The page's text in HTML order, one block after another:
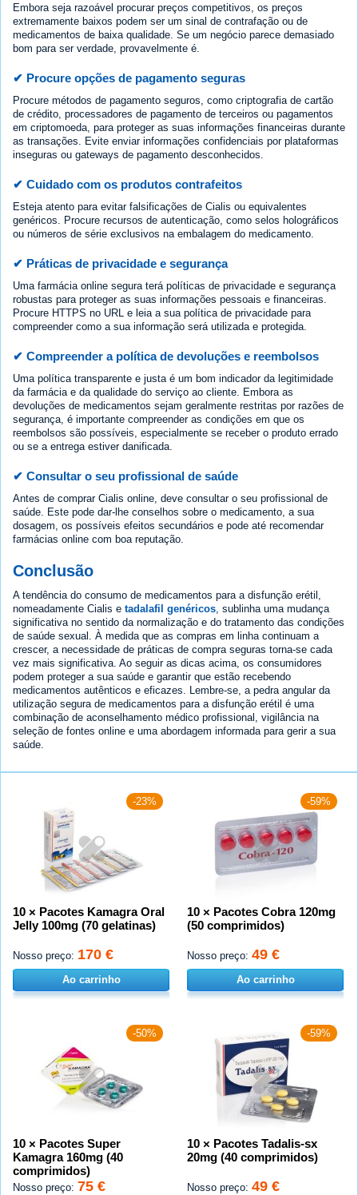
Embora seja razoável procurar preços competitivos, os preços
extremamente baixos podem ser um sinal de contrafação ou de
medicamentos de baixa qualidade. Se um negócio parece demasiado
bom para ser verdade, provavelmente é.
✔ Procure opções de pagamento seguras
Procure métodos de pagamento seguros, como criptografia de cartão
de crédito, processadores de pagamento de terceiros ou pagamentos
em criptomoeda, para proteger as suas informações financeiras durante
as transações. Evite enviar informações confidenciais por plataformas
inseguras ou gateways de pagamento desconhecidos.
✔ Cuidado com os produtos contrafeitos
Esteja atento para evitar falsificações de Cialis ou equivalentes
genéricos. Procure recursos de autenticação, como selos holográficos
ou números de série exclusivos na embalagem do medicamento.
✔ Práticas de privacidade e segurança
Uma farmácia online segura terá políticas de privacidade e segurança
robustas para proteger as suas informações pessoais e financeiras.
Procure HTTPS no URL e leia a sua política de privacidade para
compreender como a sua informação será utilizada e protegida.
✔ Compreender a política de devoluções e reembolsos
Uma política transparente e justa é um bom indicador da legitimidade
da farmácia e da qualidade do serviço ao cliente. Embora as
devoluções de medicamentos sejam geralmente restritas por razões de
segurança, é importante compreender as condições em que os
reembolsos são possíveis, especialmente se receber o produto errado
ou se a entrega estiver danificada.
✔ Consultar o seu profissional de saúde
Antes de comprar Cialis online, deve consultar o seu profissional de
saúde. Este pode dar-lhe conselhos sobre o medicamento, a sua
dosagem, os possíveis efeitos secundários e pode até recomendar
farmácias online com boa reputação.
Conclusão
A tendência do consumo de medicamentos para a disfunção erétil,
nomeadamente Cialis e tadalafil genéricos , sublinha uma mudança
significativa no sentido da normalização e do tratamento das condições
de saúde sexual. À medida que as compras em linha continuam a
crescer, a necessidade de práticas de compra seguras torna-se cada
vez mais significativa. Ao seguir as dicas acima, os consumidores
podem proteger a sua saúde e garantir que estão recebendo
medicamentos autênticos e eficazes. Lembre-se, a pedra angular da
utilização segura de medicamentos para a disfunção erétil é uma
combinação de aconselhamento médico profissional, vigilância na
seleção de fontes online e uma abordagem informada para gerir a sua
saúde.
-23%
10 × Pacotes Kamagra Oral
Jelly 100mg (70 gelatinas)
Nosso preço: 170 €
Ao carrinho
-59%
10 × Pacotes Cobra 120mg
(50 comprimidos)
Nosso preço: 49 €
Ao carrinho
-50%
10 × Pacotes Super
Kamagra 160mg (40
comprimidos)
Nosso preço: 75 €
-59%
10 × Pacotes Tadalis-sx
20mg (40 comprimidos)
Nosso preço: 49 €